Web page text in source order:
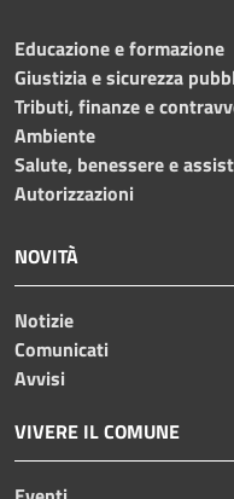
Educazione e formazione
Giustizia e sicurezza
Tributi, finanze e
Ambiente
Salute, benessere e
Autorizzazioni
NOVITÀ
Notizie
Comunicati
Avvisi
VIVERE IL COMUNE